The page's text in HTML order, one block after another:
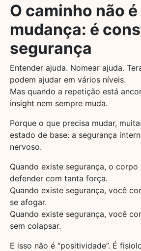
O caminho não
mudança: é
segurança
Entender ajuda. Nomear ajuda.
podem ajudar em vários níveis.
Mas quando a repetição está
insight nem sempre muda.
Porque o que precisa mudar,
estado de base: a segurança
nervoso.
Quando existe segurança, o corpo
defender com tanta força.
Quando existe segurança, você
se afogar.
Quando existe segurança, você
sem colapsar.
E isso não é “positividade”. É